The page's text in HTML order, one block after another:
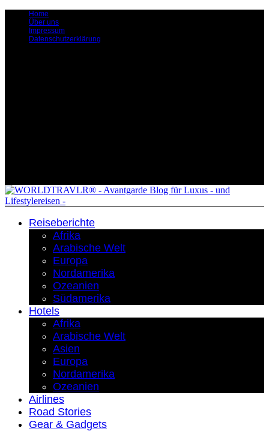
Home
Über uns
Impressum
Datenschutzerklärung
Reiseberichte
Afrika
Arabische Welt
Europa
Nordamerika
Ozeanien
Südamerika
Hotels
Afrika
Arabische Welt
Asien
Europa
Nordamerika
Ozeanien
Airlines
Road Stories
Gear & Gadgets